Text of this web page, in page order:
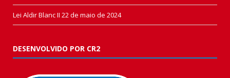
Lei Aldir Blanc II 22 de maio de 2024
DESENVOLVIDO POR CR2